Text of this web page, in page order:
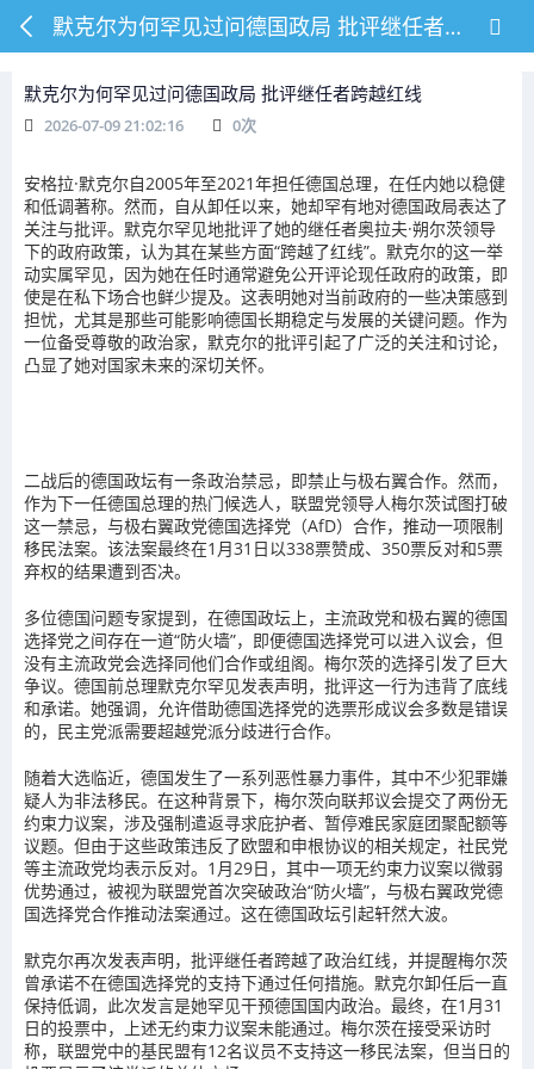
默克尔为何罕见过问德国政局 批评继任者跨越红线
默克尔为何罕见过问德国政局 批评继任者跨越红线
2026-07-09 21:02:16 0次
安格拉·默克尔自2005年至2021年担任德国总理，在任内她以稳健
和低调著称。然而，自从卸任以来，她却罕有地对德国政局表达了
关注与批评。默克尔罕见地批评了她的继任者奥拉夫·朔尔茨领导
下的政府政策，认为其在某些方面“跨越了红线”。默克尔的这一举
动实属罕见，因为她在任时通常避免公开评论现任政府的政策，即
使是在私下场合也鲜少提及。这表明她对当前政府的一些决策感到
担忧，尤其是那些可能影响德国长期稳定与发展的关键问题。作为
一位备受尊敬的政治家，默克尔的批评引起了广泛的关注和讨论，
凸显了她对国家未来的深切关怀。
二战后的德国政坛有一条政治禁忌，即禁止与极右翼合作。然而，
作为下一任德国总理的热门候选人，联盟党领导人梅尔茨试图打破
这一禁忌，与极右翼政党德国选择党（AfD）合作，推动一项限制
移民法案。该法案最终在1月31日以338票赞成、350票反对和5票
弃权的结果遭到否决。
多位德国问题专家提到，在德国政坛上，主流政党和极右翼的德国
选择党之间存在一道“防火墙”，即便德国选择党可以进入议会，但
没有主流政党会选择同他们合作或组阁。梅尔茨的选择引发了巨大
争议。德国前总理默克尔罕见发表声明，批评这一行为违背了底线
和承诺。她强调，允许借助德国选择党的选票形成议会多数是错误
的，民主党派需要超越党派分歧进行合作。
随着大选临近，德国发生了一系列恶性暴力事件，其中不少犯罪嫌
疑人为非法移民。在这种背景下，梅尔茨向联邦议会提交了两份无
约束力议案，涉及强制遣返寻求庇护者、暂停难民家庭团聚配额等
议题。但由于这些政策违反了欧盟和申根协议的相关规定，社民党
等主流政党均表示反对。1月29日，其中一项无约束力议案以微弱
优势通过，被视为联盟党首次突破政治“防火墙”，与极右翼政党德
国选择党合作推动法案通过。这在德国政坛引起轩然大波。
默克尔再次发表声明，批评继任者跨越了政治红线，并提醒梅尔茨
曾承诺不在德国选择党的支持下通过任何措施。默克尔卸任后一直
保持低调，此次发言是她罕见干预德国国内政治。最终，在1月31
日的投票中，上述无约束力议案未能通过。梅尔茨在接受采访时
称，联盟党中的基民盟有12名议员不支持这一移民法案，但当日的